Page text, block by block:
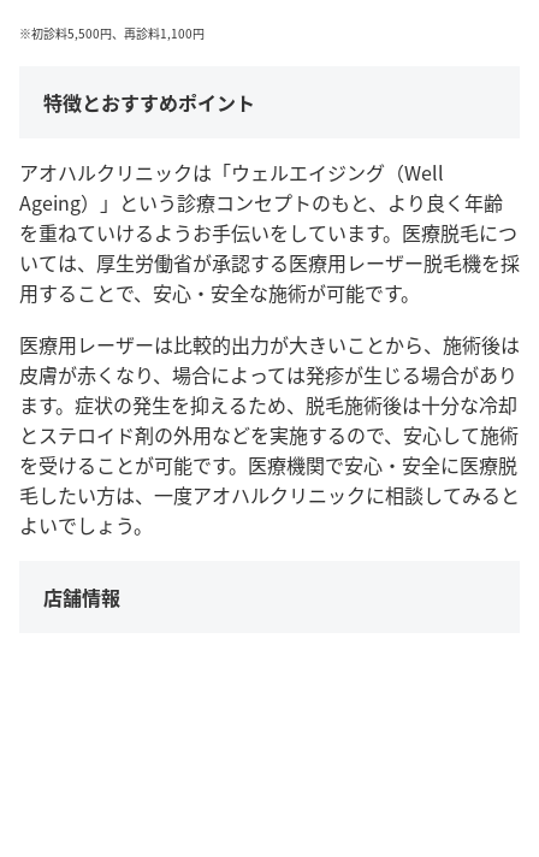
※初診料5,500円、再診料1,100円
特徴とおすすめポイント
アオハルクリニックは「ウェルエイジング（Well
Ageing）」という診療コンセプトのもと、より良く年齢
を重ねていけるようお手伝いをしています。医療脱毛につ
いては、厚生労働省が承認する医療用レーザー脱毛機を採
用することで、安心・安全な施術が可能です。
医療用レーザーは比較的出力が大きいことから、施術後は
皮膚が赤くなり、場合によっては発疹が生じる場合があり
ます。症状の発生を抑えるため、脱毛施術後は十分な冷却
とステロイド剤の外用などを実施するので、安心して施術
を受けることが可能です。医療機関で安心・安全に医療脱
毛したい方は、一度アオハルクリニックに相談してみると
よいでしょう。
店舗情報